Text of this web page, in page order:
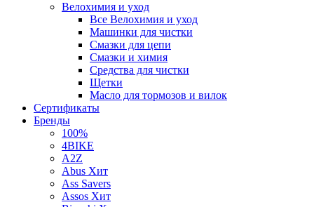
Велохимия и уход
Все Велохимия и уход
Машинки для чистки
Смазки для цепи
Смазки и химия
Средства для чистки
Щетки
Масло для тормозов и вилок
Сертификаты
Бренды
100%
4BIKE
A2Z
Abus Хит
Ass Savers
Assos Хит